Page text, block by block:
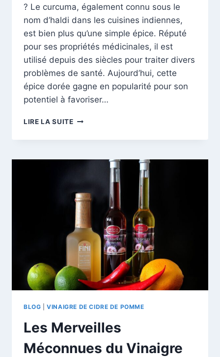
? Le curcuma, également connu sous le
nom d’haldi dans les cuisines indiennes,
est bien plus qu’une simple épice. Réputé
pour ses propriétés médicinales, il est
utilisé depuis des siècles pour traiter divers
problèmes de santé. Aujourd’hui, cette
épice dorée gagne en popularité pour son
potentiel à favoriser…
LIRE LA SUITECURCUMA
PERTE
POIDS
CETTE
ÉPICE
MIRACLE
PEUT
AIDER
À
BRÛLER
LA
GRAISSE
ABDOMINALE
BLOG |VINAIGRE DE CIDRE DE POMME
Les Merveilles
Méconnues du Vinaigre